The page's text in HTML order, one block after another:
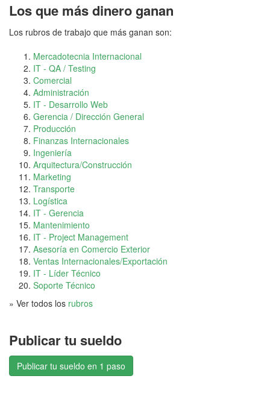
Los que más dinero ganan
Los rubros de trabajo que más ganan son:
Mercadotecnia Internacional
IT - QA / Testing
Comercial
Administración
IT - Desarrollo Web
Gerencia / Dirección General
Producción
Finanzas Internacionales
Ingeniería
Arquitectura/Construcción
Marketing
Transporte
Logística
IT - Gerencia
Mantenimiento
IT - Project Management
Asesoría en Comercio Exterior
Ventas Internacionales/Exportación
IT - Líder Técnico
Soporte Técnico
» Ver todos los rubros
Publicar tu sueldo
Publicar tu sueldo en 1 paso